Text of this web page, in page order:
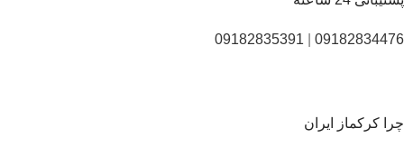
09182834476
09182835391
چرا کرکماز ایران